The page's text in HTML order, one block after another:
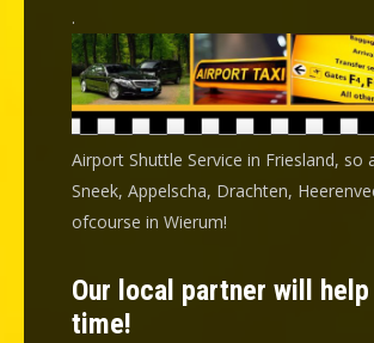
.
Airport Shuttle Service in Friesland, so
Sneek, Appelscha, Drachten,
ofcourse in Wierum!
Our local partner will help
time!